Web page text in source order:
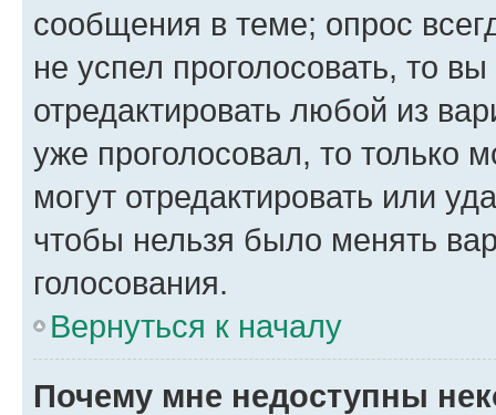
сообщения в теме; опрос
не успел проголосовать, то
отредактировать любой из
уже проголосовал, то только
могут отредактировать или
чтобы нельзя было менять
голосования.
Вернуться к началу
Почему мне недоступны